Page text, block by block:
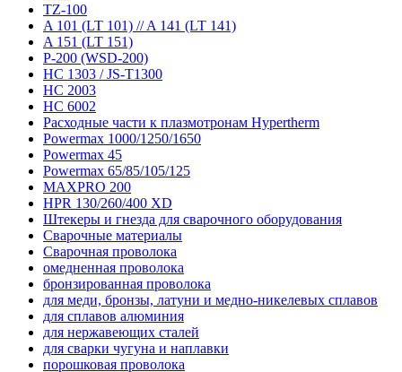
TZ-100
A 101 (LT 101) // A 141 (LT 141)
A 151 (LT 151)
P-200 (WSD-200)
HC 1303 / JS-T1300
HC 2003
HC 6002
Расходные части к плазмотронам Hypertherm
Powermax 1000/1250/1650
Powermax 45
Powermax 65/85/105/125
MAXPRO 200
HPR 130/260/400 XD
Штекеры и гнезда для сварочного оборудования
Сварочные материалы
Сварочная проволока
омедненная проволока
бронзированная проволока
для меди, бронзы, латуни и медно-никелевых сплавов
для сплавов алюминия
для нержавеющих сталей
для сварки чугуна и наплавки
порошковая проволока